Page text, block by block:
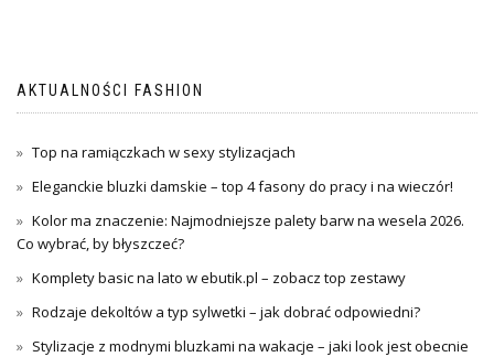
AKTUALNOŚCI FASHION
Top na ramiączkach w sexy stylizacjach
Eleganckie bluzki damskie – top 4 fasony do pracy i na wieczór!
Kolor ma znaczenie: Najmodniejsze palety barw na wesela 2026.
Co wybrać, by błyszczeć?
Komplety basic na lato w ebutik.pl – zobacz top zestawy
Rodzaje dekoltów a typ sylwetki – jak dobrać odpowiedni?
Stylizacje z modnymi bluzkami na wakacje – jaki look jest obecnie